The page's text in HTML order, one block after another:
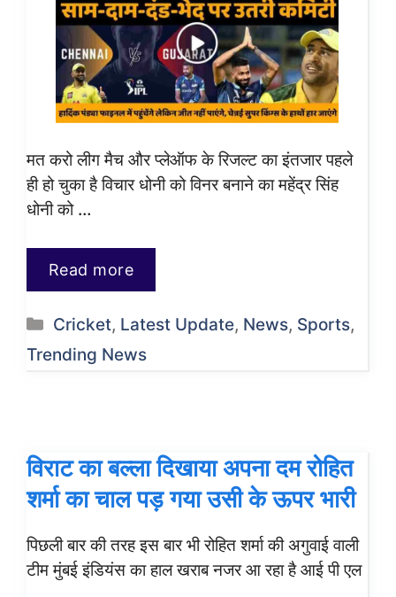
मत करो लीग मैच और प्लेऑफ के रिजल्ट का इंतजार पहले
ही हो चुका है विचार धोनी को विनर बनाने का महेंद्र सिंह
धोनी को …
Read more
Categories
Cricket, Latest Update, News, Sports,
Trending News
विराट का बल्ला दिखाया अपना दम रोहित
शर्मा का चाल पड़ गया उसी के ऊपर भारी
पिछली बार की तरह इस बार भी रोहित शर्मा की अगुवाई वाली
टीम मुंबई इंडियंस का हाल खराब नजर आ रहा है आई पी एल